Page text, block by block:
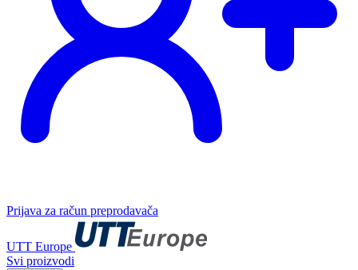
Prijava za račun preprodavača
UTT Europe
Svi proizvodi